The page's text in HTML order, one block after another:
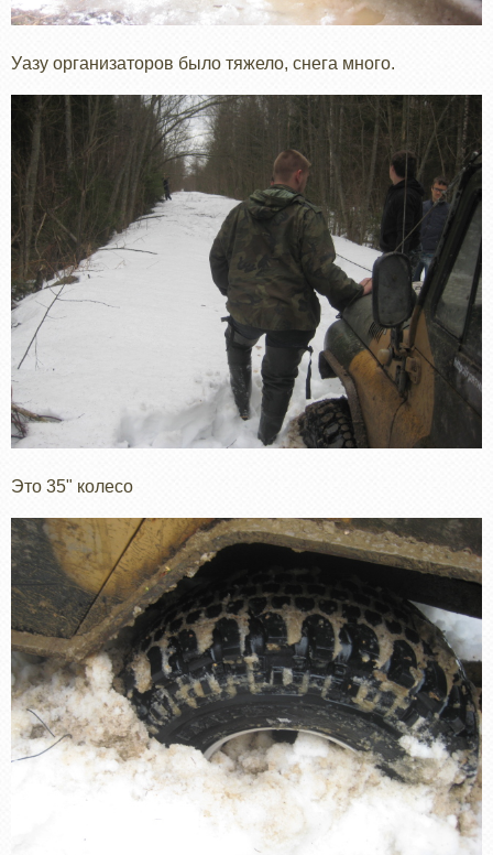
Уазу организаторов было тяжело, снега много.
Это 35" колесо